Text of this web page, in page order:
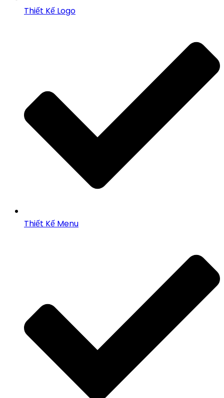
Thiết Kế Logo
Thiết Kế Menu